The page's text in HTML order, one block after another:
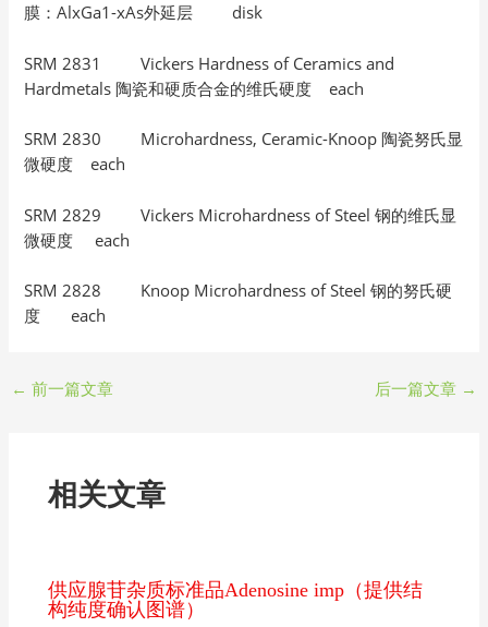
膜：AlxGa1-xAs外延层 disk
SRM 2831 Vickers Hardness of Ceramics and
Hardmetals 陶瓷和硬质合金的维氏硬度 each
SRM 2830 Microhardness, Ceramic-Knoop 陶瓷努氏显
微硬度 each
SRM 2829 Vickers Microhardness of Steel 钢的维氏显
微硬度 each
SRM 2828 Knoop Microhardness of Steel 钢的努氏硬
度 each
← 前一篇文章 后一篇文章 →
相关文章
供应腺苷杂质标准品Adenosine imp（提供结
构纯度确认图谱）